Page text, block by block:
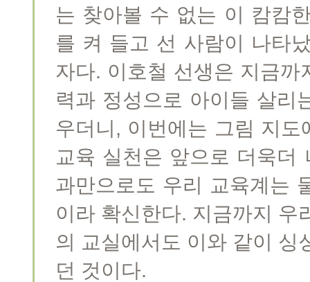
는 찾아볼 수 없는 이 캄캄
를 켜 들고 선 사람이 나타
자다. 이호철 선생은 지금
력과 정성으로 아이들 살리
우더니, 이번에는 그림 지
교육 실천은 앞으로 더욱
과만으로도 우리 교육계는
이라 확신한다. 지금까지 우
의 교실에서도 이와 같이 싱
던 것이다.